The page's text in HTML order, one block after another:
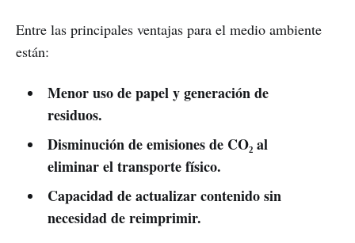
Entre las principales ventajas para el medio ambiente
están:
Menor uso de papel y generación de
residuos.
Disminución de emisiones de CO₂ al
eliminar el transporte físico.
Capacidad de actualizar contenido sin
necesidad de reimprimir.